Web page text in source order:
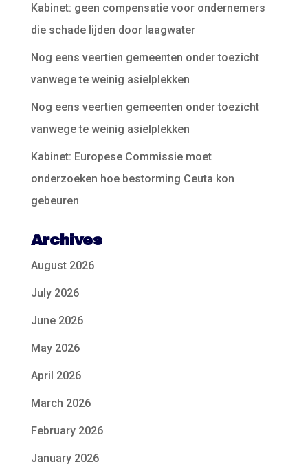
Kabinet: geen compensatie voor ondernemers
die schade lijden door laagwater
Nog eens veertien gemeenten onder toezicht
vanwege te weinig asielplekken
Nog eens veertien gemeenten onder toezicht
vanwege te weinig asielplekken
Kabinet: Europese Commissie moet
onderzoeken hoe bestorming Ceuta kon
gebeuren
Archives
August 2026
July 2026
June 2026
May 2026
April 2026
March 2026
February 2026
January 2026